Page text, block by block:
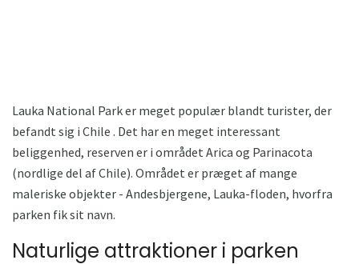
Lauka National Park er meget populær blandt turister, der
befandt sig i Chile . Det har en meget interessant
beliggenhed, reserven er i området Arica og Parinacota
(nordlige del af Chile). Området er præget af mange
maleriske objekter - Andesbjergene, Lauka-floden, hvorfra
parken fik sit navn.
Naturlige attraktioner i parken